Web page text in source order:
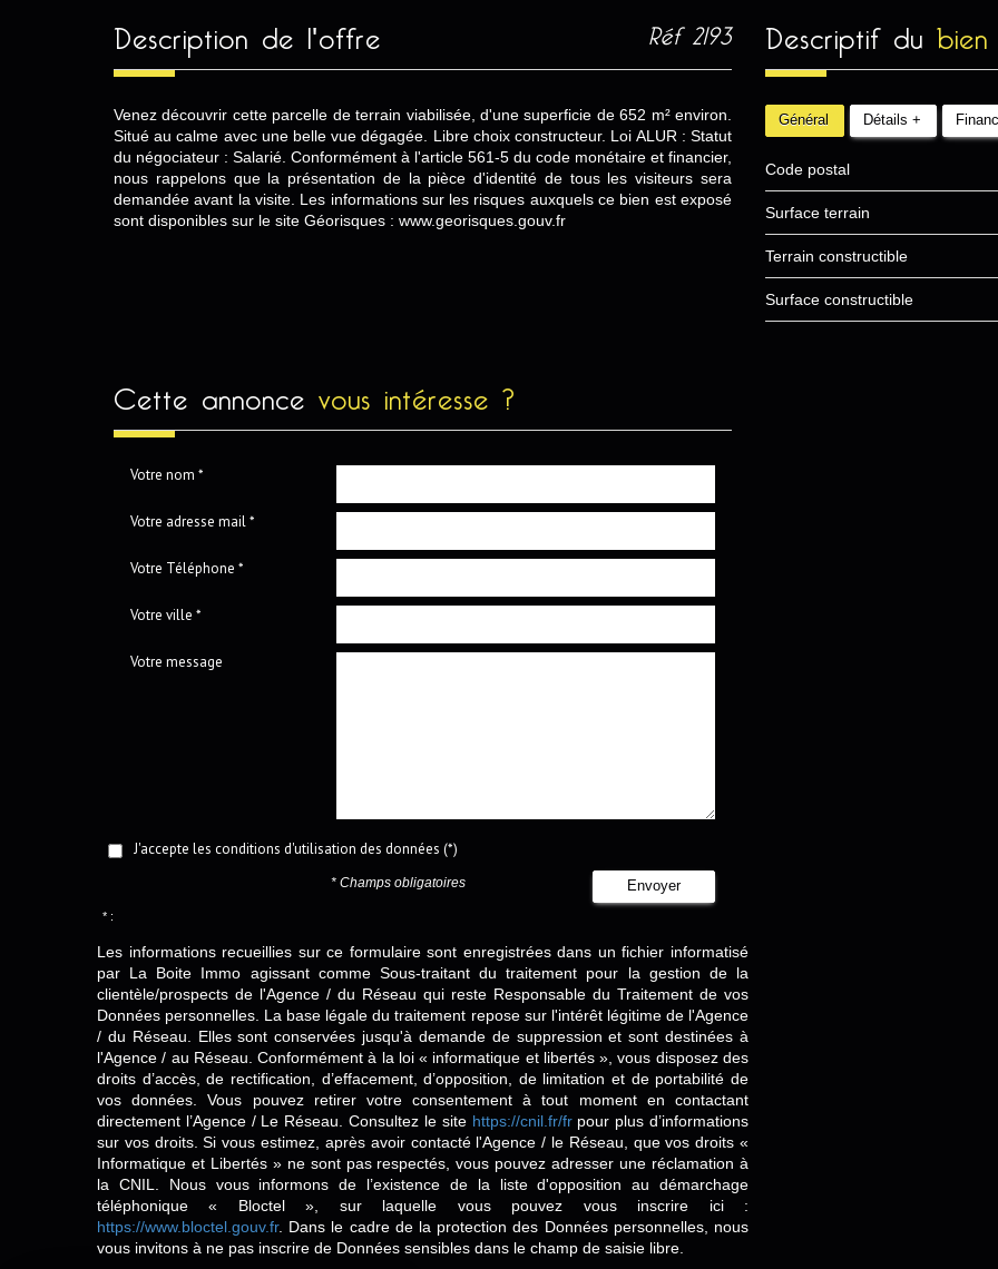
description de l'offre Réf 2193
Venez découvrir cette parcelle de terrain viabilisée, d'une superficie de 652 m² environ.
Situé au calme avec une belle vue dégagée. Libre choix constructeur. Loi ALUR : Statut
du négociateur : Salarié. Conformément à l'article 561-5 du code monétaire et financier,
nous rappelons que la présentation de la pièce d'identité de tous les visiteurs sera
demandée avant la visite. Les informations sur les risques auxquels ce bien est exposé
sont disponibles sur le site Géorisques : www.georisques.gouv.fr
descriptif du bien
Général Détails +
Code postal
surface terrain
Terrain constructible
Surface constructible
cette annonce vous intéresse ?
Votre nom *
Votre adresse mail *
Votre Téléphone *
Votre ville *
Votre message
J'accepte les conditions d'utilisation des données (*)
Envoyer
* Champs obligatoires
* :
Les informations recueillies sur ce formulaire sont enregistrées dans un fichier informatisé
par La Boite Immo agissant comme Sous-traitant du traitement pour la gestion de la
clientèle/prospects de l'Agence / du Réseau qui reste Responsable du Traitement de vos
Données personnelles. La base légale du traitement repose sur l'intérêt légitime de l'Agence
/ du Réseau. Elles sont conservées jusqu'à demande de suppression et sont destinées à
l'Agence / au Réseau. Conformément à la loi « informatique et libertés », vous disposez des
droits d’accès, de rectification, d’effacement, d’opposition, de limitation et de portabilité de
vos données. Vous pouvez retirer votre consentement à tout moment en contactant
directement l’Agence / Le Réseau. Consultez le site https://cnil.fr/frpour plus d’informations
sur vos droits. Si vous estimez, après avoir contacté l'Agence / le Réseau, que vos droits «
Informatique et Libertés » ne sont pas respectés, vous pouvez adresser une réclamation à
la CNIL. Nous vous informons de l’existence de la liste d'opposition au démarchage
téléphonique « Bloctel », sur laquelle vous pouvez vous inscrire ici :
https://www.bloctel.gouv.fr. Dans le cadre de la protection des Données personnelles, nous
vous invitons à ne pas inscrire de Données sensibles dans le champ de saisie libre.